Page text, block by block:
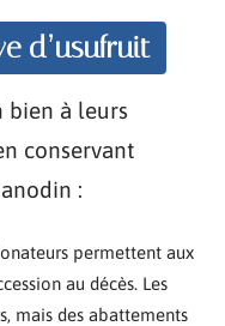
d’usufruit
bien à leurs
conservant
:
permettent aux
au décès. Les
mais des abattements